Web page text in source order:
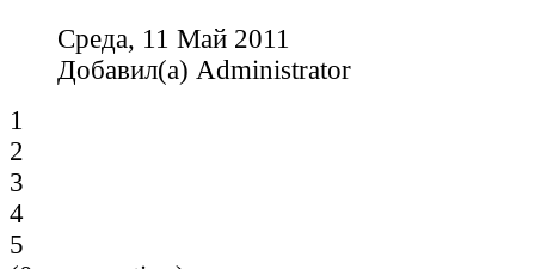
Среда, 11 Май 2011
Добавил(а) Administrator
1
2
3
4
5